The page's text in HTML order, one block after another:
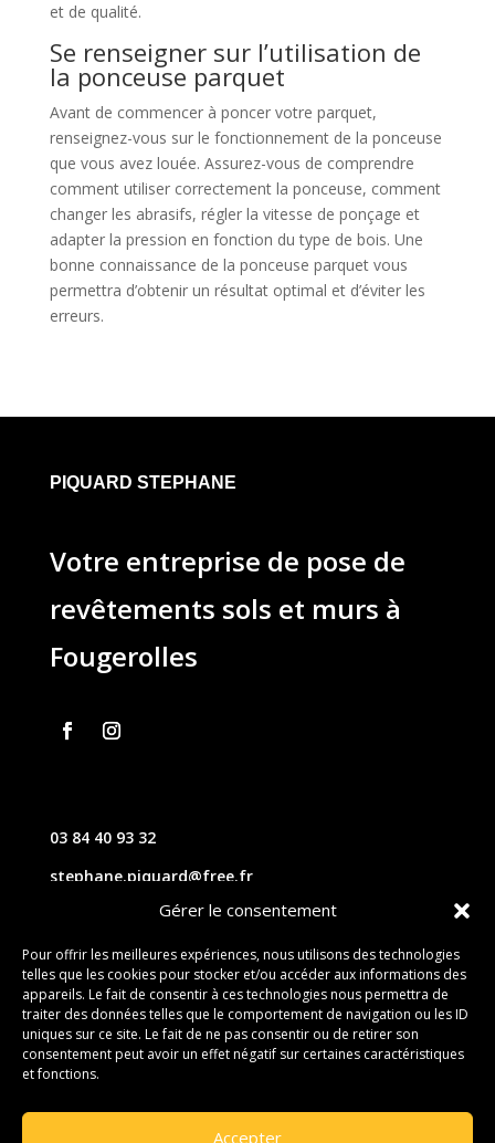
Gérer le consentement
Pour offrir les meilleures expériences, nous utilisons des technologies
telles que les cookies pour stocker et/ou accéder aux informations des
appareils. Le fait de consentir à ces technologies nous permettra de
traiter des données telles que le comportement de navigation ou les ID
uniques sur ce site. Le fait de ne pas consentir ou de retirer son
consentement peut avoir un effet négatif sur certaines caractéristiques
et fonctions.
Accepter
et de qualité.
Se renseigner sur l’utilisation de
la ponceuse parquet
Avant de commencer à poncer votre parquet,
renseignez-vous sur le fonctionnement de la ponceuse
que vous avez louée. Assurez-vous de comprendre
comment utiliser correctement la ponceuse, comment
changer les abrasifs, régler la vitesse de ponçage et
adapter la pression en fonction du type de bois. Une
bonne connaissance de la ponceuse parquet vous
permettra d’obtenir un résultat optimal et d’éviter les
erreurs.
PIQUARD STEPHANE
Votre entreprise de pose de
revêtements sols et murs à
Fougerolles
03 84 40 93 32
stephane.piquard@free.fr
61 les chavannes – 70220 FOUGEROLLES
Contact